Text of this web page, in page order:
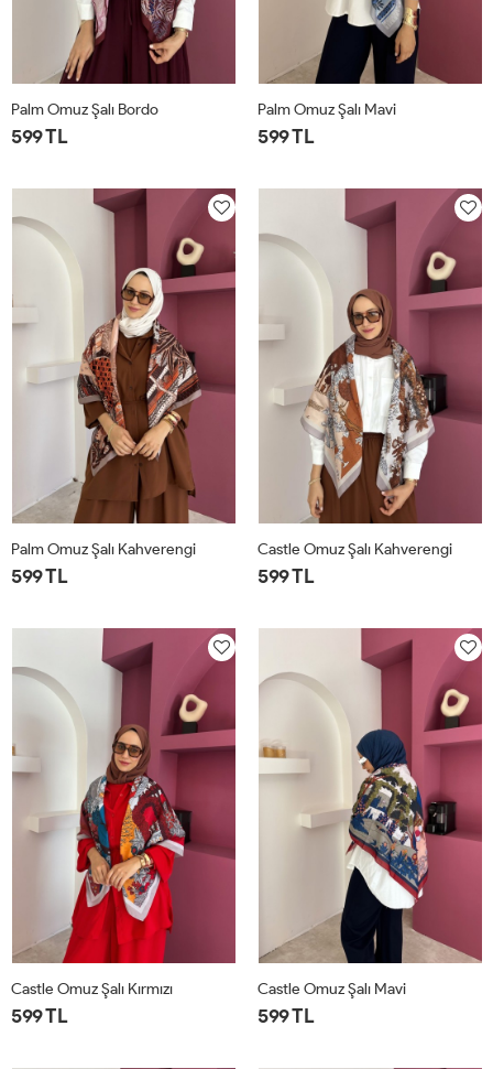
Palm Omuz Şalı Bordo
599 TL
Palm Omuz Şalı Mavi
599 TL
Palm Omuz Şalı Kahverengi
599 TL
Castle Omuz Şalı Kahverengi
599 TL
Castle Omuz Şalı Kırmızı
599 TL
Castle Omuz Şalı Mavi
599 TL